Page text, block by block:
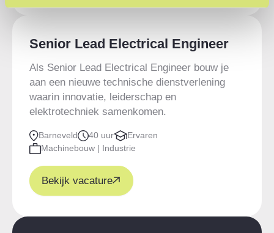
Senior Lead Electrical Engineer
Als Senior Lead Electrical Engineer bouw je
aan een nieuwe technische dienstverlening
waarin innovatie, leiderschap en
elektrotechniek samenkomen.
Barneveld 40 uur
Ervaren
Machinebouw | Industrie
Bekijk vacature